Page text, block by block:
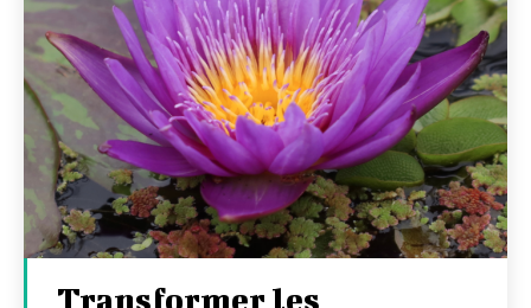
Transformer les